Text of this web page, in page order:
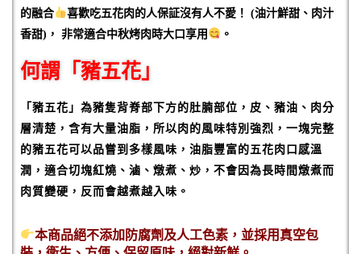
的融合 喜歡吃五花肉的人保証沒有人不愛！ (油汁鮮甜、肉汁
香甜) ， 非常適合中秋烤肉時大口享用 。
何謂「豬五花」
「豬五花」為豬隻背脊部下方的肚腩部位，皮、豬油、肉分
層清楚，含有大量油脂，所以肉的風味特別強烈，一塊完整
的豬五花可以品嘗到多樣風味，油脂豐富的五花肉口感溫
潤，適合切塊紅燒、滷、燉煮、炒，不會因為長時間燉煮而
肉質變硬，反而會越煮越入味。
本商品絕不添加防腐劑及人工色素，並採用真空包